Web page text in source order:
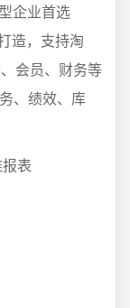
企业首选
造，支持淘
会员、财务等
、绩效、库
表